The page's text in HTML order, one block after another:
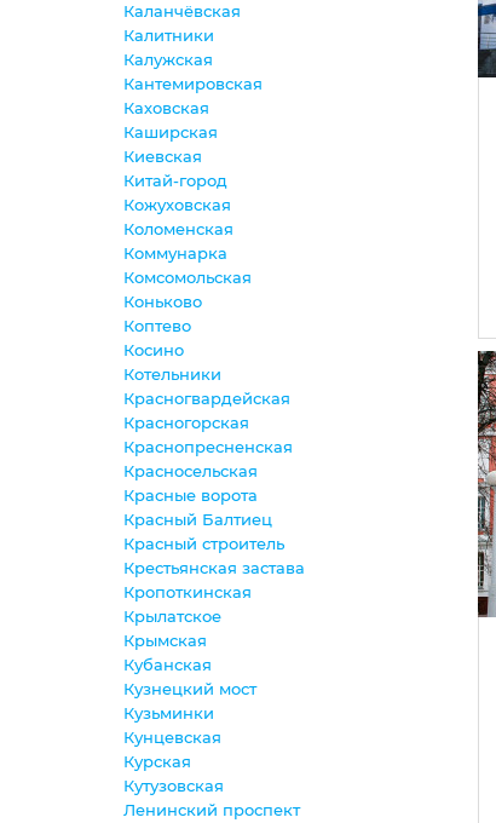
Каланчёвская
Калитники
Калужская
Кантемировская
Каховская
Каширская
Киевская
Китай-город
Кожуховская
Коломенская
Коммунарка
Комсомольская
Коньково
Коптево
Косино
Котельники
Красногвардейская
Красногорская
Краснопресненская
Красносельская
Красные ворота
Красный Балтиец
Красный строитель
Крестьянская застава
Кропоткинская
Крылатское
Крымская
Кубанская
Кузнецкий мост
Кузьминки
Кунцевская
Курская
Кутузовская
Ленинский проспект